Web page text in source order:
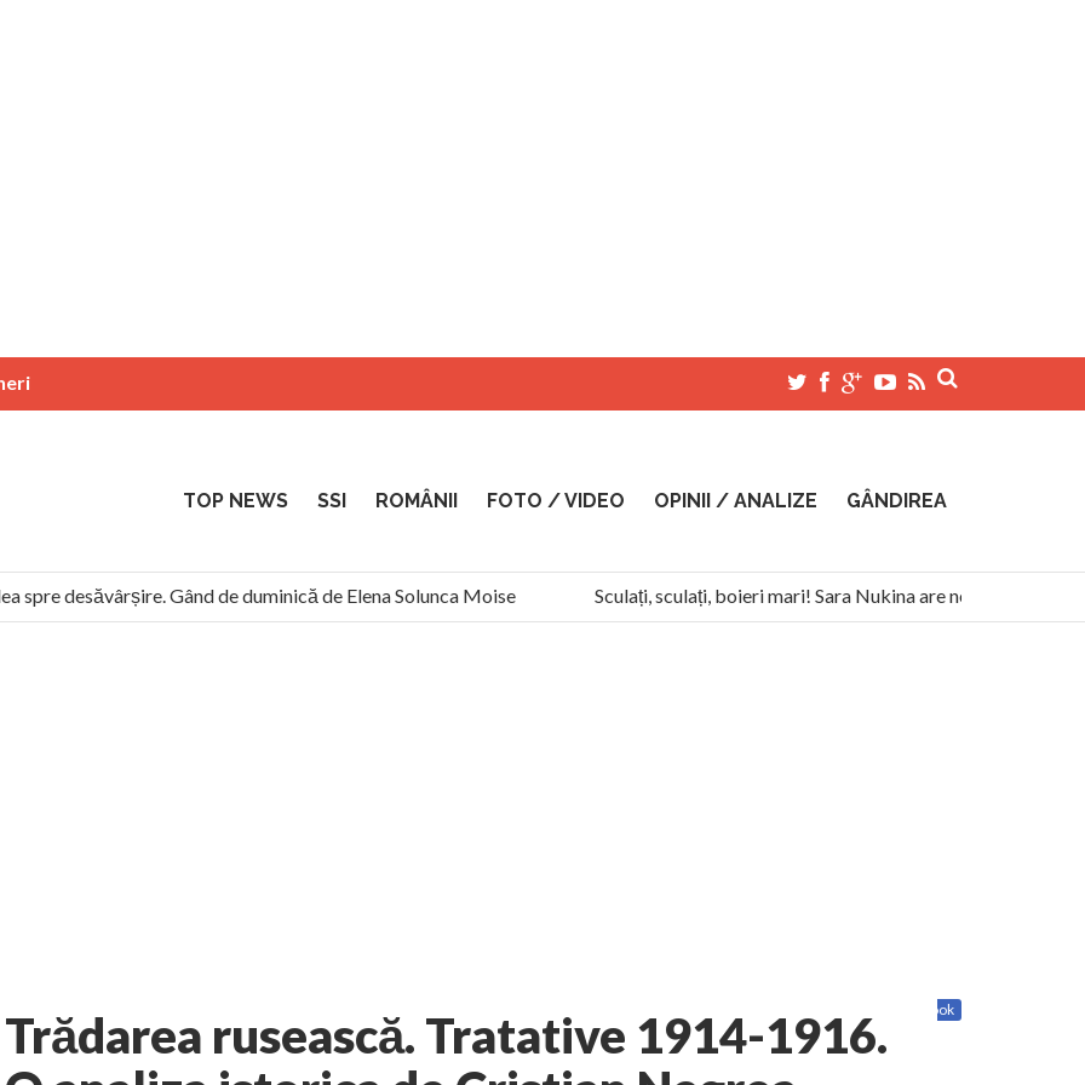
TOP NEWS SSI ROMÂNII FOTO / VIDEO OPINII / ANALIZE GÂNDIREA
desăvârșire. Gând de duminică de Elena Solunca Moise
Sculați, sculați, boieri mari! Sara Nukina are nevoie de ajutorul
român: “românii sunt slavi, nu latini”. Fostul agent ceaușist de la Humanitas militează pentru federalizarea României
Facebook
Trădarea rusească. Tratative 1914-1916.